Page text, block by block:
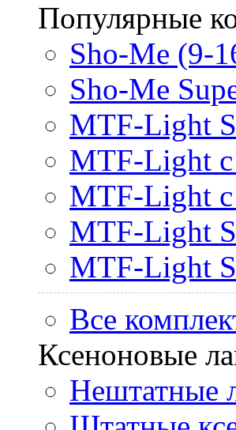
Популярные
Sho-Me (9-
Sho-Me
MTF-Light
MTF-Light
MTF-Light
MTF-Light
MTF-Light
Все
Ксеноновые
Нештатные